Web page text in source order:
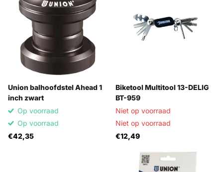
Union balhoofdstel Ahead 1
inch zwart
Op voorraad
Op voorraad
€42,35
Biketool Multitool 13-DELIG
BT-959
Niet op voorraad
Niet op voorraad
€12,49